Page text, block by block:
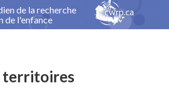
de la recherche
de l'enfance
territoires